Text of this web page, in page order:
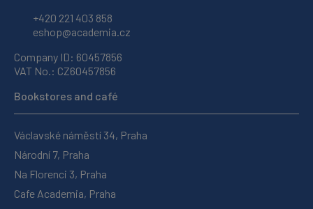
+420 221 403 858
eshop@academia.cz
Company ID: 60457856
VAT No.: CZ60457856
Bookstores and café
Václavské náměstí 34, Praha
Národní 7, Praha
Na Florenci 3, Praha
Cafe Academia, Praha